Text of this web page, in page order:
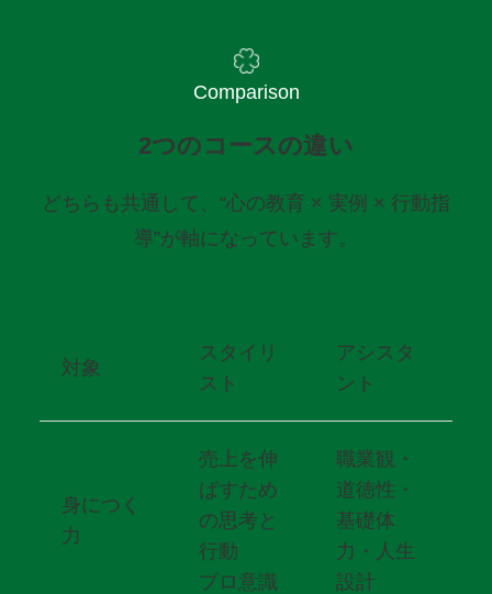
Comparison
2つのコースの違い
どちらも共通して、“心の教育 × 実例 × 行動指
導”が軸になっています。
対象
スタイリ
スト
アシスタ
ント
身につく
力
売上を伸
ばすため
の思考と
行動
プロ意識
職業観・
道徳性・
基礎体
力・人生
設計